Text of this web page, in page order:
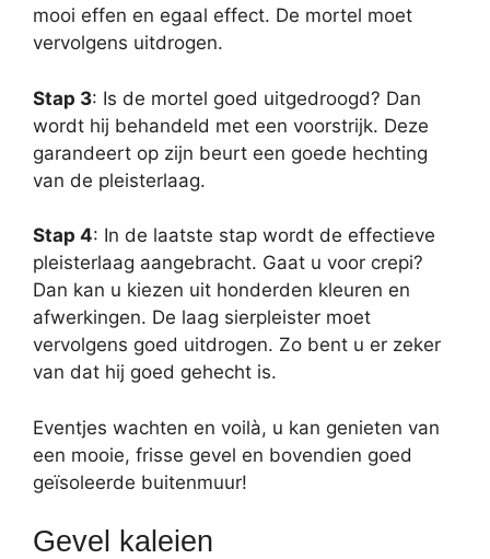
mooi effen en egaal effect. De mortel moet
vervolgens uitdrogen.
Stap 3: Is de mortel goed uitgedroogd? Dan
wordt hij behandeld met een voorstrijk. Deze
garandeert op zijn beurt een goede hechting
van de pleisterlaag.
Stap 4: In de laatste stap wordt de effectieve
pleisterlaag aangebracht. Gaat u voor crepi?
Dan kan u kiezen uit honderden kleuren en
afwerkingen. De laag sierpleister moet
vervolgens goed uitdrogen. Zo bent u er zeker
van dat hij goed gehecht is.
Eventjes wachten en voilà, u kan genieten van
een mooie, frisse gevel en bovendien goed
geïsoleerde buitenmuur!
Gevel kaleien